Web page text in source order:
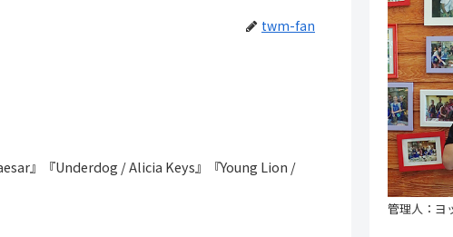
twm-fan
』『Underdog / Alicia Keys』『Young Lion /
管理人：ヨ